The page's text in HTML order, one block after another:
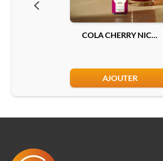
COLA CHERRY NIC...
AJOUTER